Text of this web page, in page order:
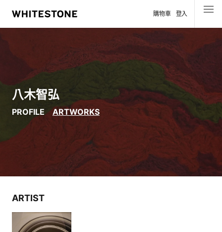
購物車 登入
八木智弘
PROFILE ARTWORKS
ARTIST